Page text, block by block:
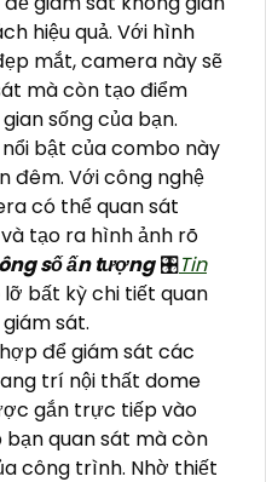
hiệu quả. Với hình
mắt, camera này sẽ
mà còn tạo điểm
sống của bạn.
bật của combo này
đêm. Với công nghệ
có thể quan sát
tạo ra hình ảnh rõ
số ấn tượng🎛Tin
bất kỳ chi tiết quan
sát.
để giám sát các
trí nội thất dome
gắn trực tiếp vào
quan sát mà còn
công trình. Nhờ thiết